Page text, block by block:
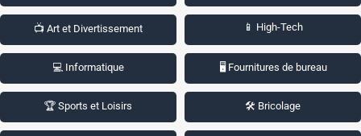
📺 Art et Divertissement 📱 High-Tech
💻 Informatique 🖥️ Fournitures de bureau
🏆 Sports et Loisirs 🛠️ Bricolage